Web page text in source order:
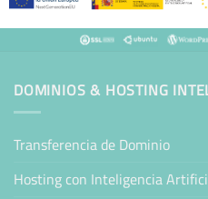
DOMINIOS & HOSTING
Transferencia de Dominio
Hosting con Inteligencia